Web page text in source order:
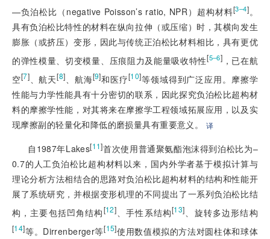
—负泊松比（negative Poisson’s ratio, NPR）超构材料[3–4]。
具有负泊松比特性的材料在纵向拉伸（或压缩）时，其横向发生
膨胀（或挤压）变形，因此与传统正泊松比材料相比，具有更优
的弹性模量、切变模量、压痕阻力及能量吸收特性[5–6] ，已在航
空[7] 、航天[8] 、航海[9]和医疗[10]等领域得到广泛应用。摩擦学
性能与力学性能具有十分密切的联系，因此探究负泊松比超构材
料的摩擦学性能，对其将来在摩擦学工程领域拓展应用，以及实
现摩擦副的轻量化和降低的磨损量具有重要意义。
译
自1987年Lakes[11]首次使用普通聚氨酯泡沫得到泊松比为–
0.7的人工负泊松比超构材料以来，国内外学者基于模拟计算与
理论分析方法相结合的思路对负泊松比超构材料的结构和性能开
展了系统研究，并根据变形机理的不同提出了一系列负泊松比结
构，主要包括凹角结构[12] 、手性系结构[13] 、旋转多边形结构
[14]等。Dirrenberger等[15]使用数值模拟的方法对圆柱体和球体